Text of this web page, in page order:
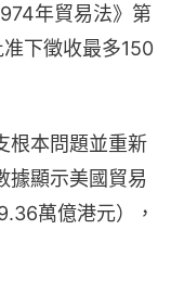
年貿易法》第
下徵收最多150
根本問題並重新
據顯示美國貿易
萬億港元），